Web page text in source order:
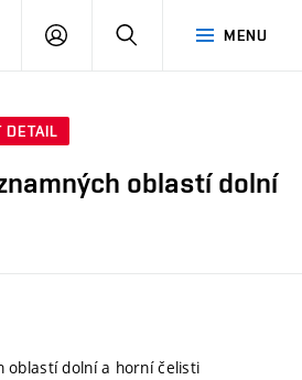
MENU
LOG
SEARCH
DETAIL
oblastí dolní
oblastí dolní a horní čelisti